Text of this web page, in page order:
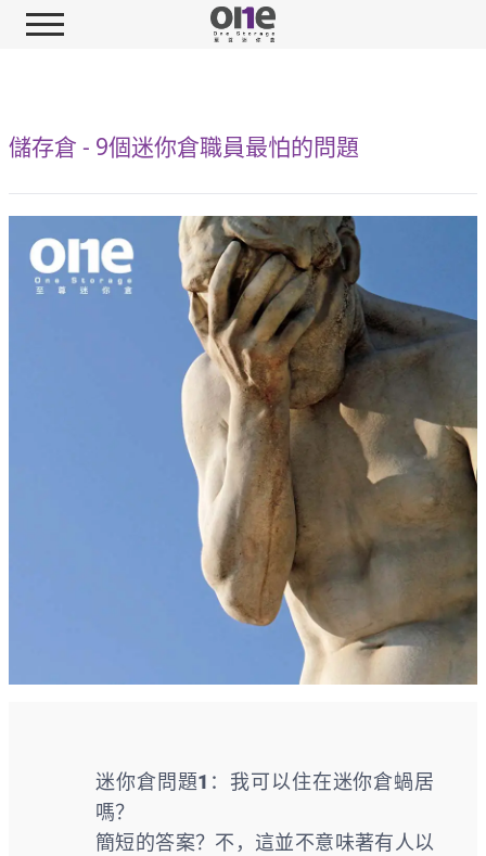
儲存倉 - 9個迷你倉職員最怕的問題
迷你倉問題1：我可以住在迷你倉蝸居
嗎？
簡短的答案？不，這並不意味著有人以